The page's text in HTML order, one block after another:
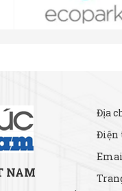
NAM
Địa
Điện